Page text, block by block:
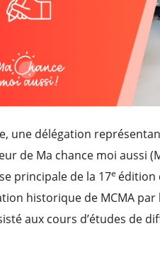
une délégation
de Ma chance moi aussi
principale de la 17e édition
historique de MCMA
aux cours d’études de